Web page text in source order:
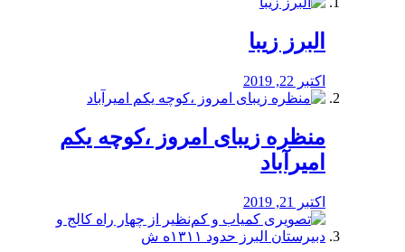
البرز زیبا
اکتبر 22, 2019
منظره‌‌ زیبای امروز ،کوچه یکم
امیرآباد
اکتبر 21, 2019